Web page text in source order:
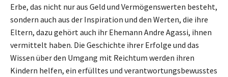
Erbe, das nicht nur aus Geld und Vermögenswerten besteht,
sondern auch aus der Inspiration und den Werten, die ihre
Eltern, dazu gehört auch ihr Ehemann Andre Agassi, ihnen
vermittelt haben. Die Geschichte ihrer Erfolge und das
Wissen über den Umgang mit Reichtum werden ihren
Kindern helfen, ein erfülltes und verantwortungsbewusstes